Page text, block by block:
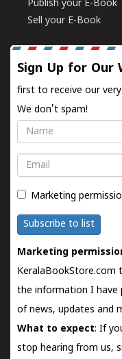
Publish your E-Book
Sell your E-Book
Sign Up for Our
first to receive our
We don't spam!
Name
Email
Marketing
Subscribe to list
Marketing
KeralaBookStore.com
the information I have
of news, updates and
What to expect: If
stop hearing from us,